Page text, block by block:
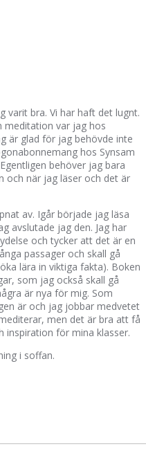
varit bra. Vi har haft det lugnt.
meditation var jag hos
är glad för jag behövde inte
hos Synsam
behöver jag bara
och när jag läser och det är
av. Igår började jag läsa
avslutade jag den. Jag har
och tycker att det är en
passager och skall gå
lära in viktiga fakta). Boken
som jag också skall gå
är nya för mig. Som
är och jag jobbar medvetet
men det är bra att få
inspiration för mina klasser.
i soffan.